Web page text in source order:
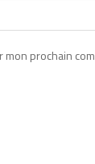
prochain